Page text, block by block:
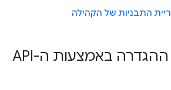
התבניות של הקהילה
אוטומציה של ההגדרה באמצעות ה-API